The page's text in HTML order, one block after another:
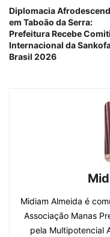
Diplomacia
em Taboão da Serra:
Prefeitura Recebe
Internacional da
Brasil 2026
Midiam Almeida é
Associação Manas
pela Multipotencial